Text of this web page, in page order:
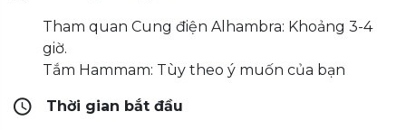
Tham quan Cung điện Alhambra: Khoảng 3-4
giờ.
Tắm Hammam: Tùy theo ý muốn của bạn
Thời gian bắt đầu